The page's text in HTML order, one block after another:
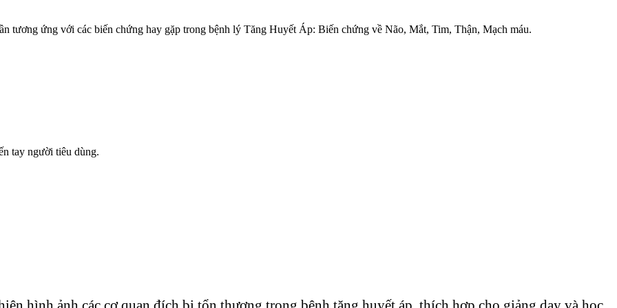
tương ứng với các biến chứng hay gặp trong bệnh lý Tăng Huyết Áp: Biến chứng về Não, Mắt, Tim, Thận, Mạch máu.
tay người tiêu dùng.